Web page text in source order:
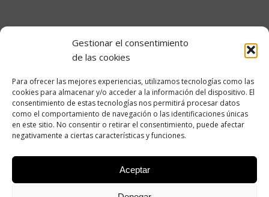
Gestionar el consentimiento
de las cookies
Para ofrecer las mejores experiencias, utilizamos tecnologías como las
cookies para almacenar y/o acceder a la información del dispositivo. El
consentimiento de estas tecnologías nos permitirá procesar datos
como el comportamiento de navegación o las identificaciones únicas
en este sitio. No consentir o retirar el consentimiento, puede afectar
negativamente a ciertas características y funciones.
Aceptar
Transparencia
Convocatorias de empleo de OPE Cantabria
Información Económica
Información Contractual y Convenios